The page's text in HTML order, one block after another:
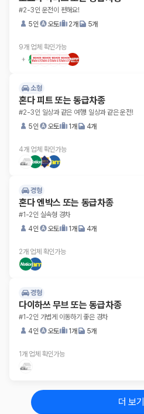
#2-3인 운전이 편해요!
5인
오토 2개 5개
9개 업체 확인가능
소형
혼다 피트 또는 동급차종
#2-3인 일상과 같은 여행! 일상과 같은 운전!
5인
오토 1개 4개
4개 업체 확인가능
경형
혼다 엔박스 또는 동급차종
#1-2인 실속형 경차
4인
오토 1개 4개
2개 업체 확인가능
경형
다이하쓰 무브 또는 동급차종
#1-2인 가볍게 이동하기 좋은 경차
4인
오토 1개 5개
1개 업체 확인가능
더 보기